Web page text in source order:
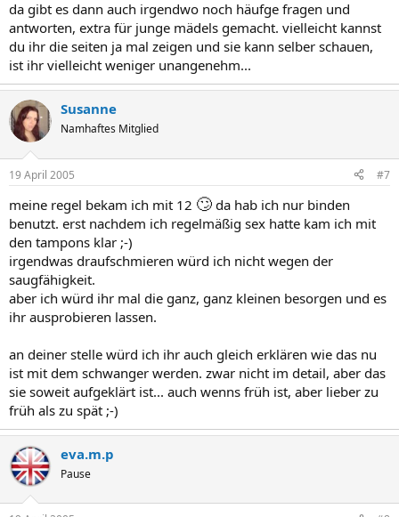
da gibt es dann auch irgendwo noch häufge fragen und
antworten, extra für junge mädels gemacht. vielleicht kannst
du ihr die seiten ja mal zeigen und sie kann selber schauen,
ist ihr vielleicht weniger unangenehm...
Susanne
Namhaftes Mitglied
19 April 2005 #7
meine regel bekam ich mit 12 🙄 da hab ich nur binden
benutzt. erst nachdem ich regelmäßig sex hatte kam ich mit
den tampons klar ;-)
irgendwas draufschmieren würd ich nicht wegen der
saugfähigkeit.
aber ich würd ihr mal die ganz, ganz kleinen besorgen und es
ihr ausprobieren lassen.
an deiner stelle würd ich ihr auch gleich erklären wie das nu
ist mit dem schwanger werden. zwar nicht im detail, aber das
sie soweit aufgeklärt ist... auch wenns früh ist, aber lieber zu
früh als zu spät ;-)
eva.m.p
Pause